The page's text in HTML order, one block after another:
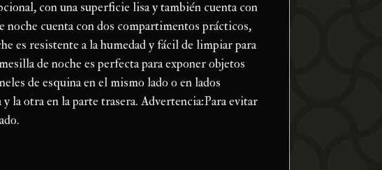
con una superficie lisa y también cuenta con
noche cuenta con dos compartimentos prácticos,
es resistente a la humedad y fácil de limpiar para
de noche es perfecta para exponer objetos
de esquina en el mismo lado o en lados
la otra en la parte trasera. Advertencia:Para evitar